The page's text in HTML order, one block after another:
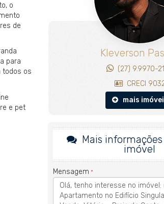
o
de
para
todos os
e pet
Kleverson
(27) 9.9970-
CRECI
mais
Mais
imóvel
Mensagem